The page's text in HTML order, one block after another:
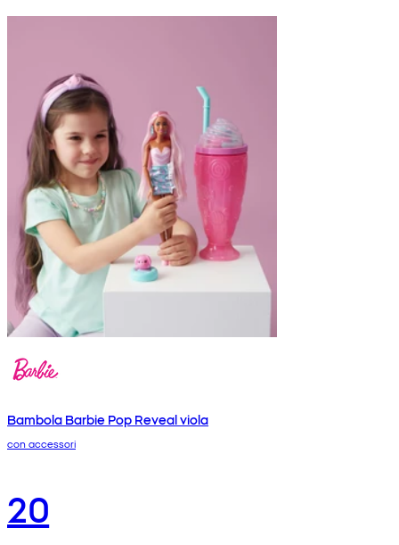
Bambola Barbie Pop Reveal viola
con accessori
20